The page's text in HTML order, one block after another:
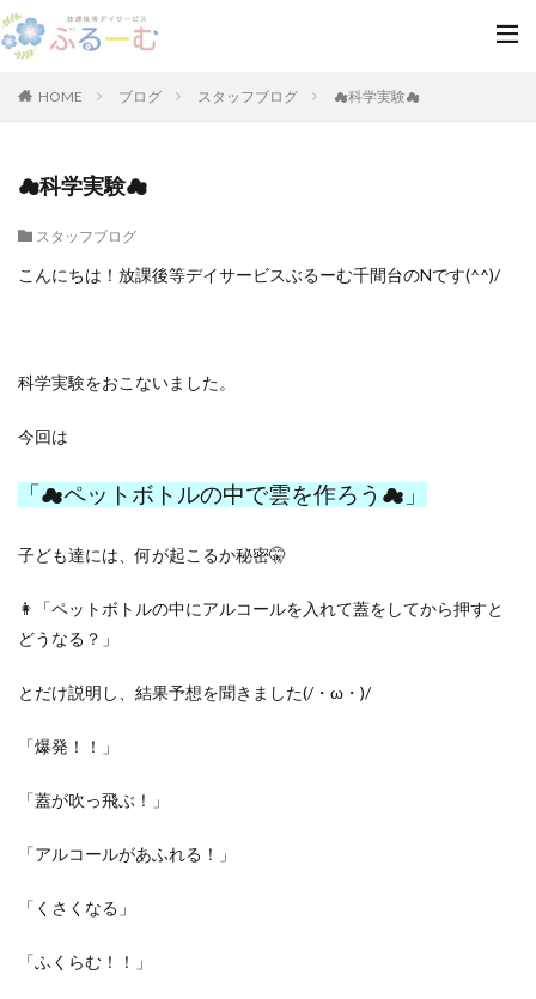
HOME ブログ スタッフブログ ☁科学実験☁
☁科学実験☁
スタッフブログ
こんにちは！放課後等デイサービスぶるーむ千間台のNです(^^)/
科学実験をおこないました。
今回は
「☁ペットボトルの中で雲を作ろう☁」
子ども達には、何が起こるか秘密🤫
👩「ペットボトルの中にアルコールを入れて蓋をしてから押すと
どうなる？」
とだけ説明し、結果予想を聞きました(/・ω・)/
「爆発！！」
「蓋が吹っ飛ぶ！」
「アルコールがあふれる！」
「くさくなる」
「ふくらむ！！」